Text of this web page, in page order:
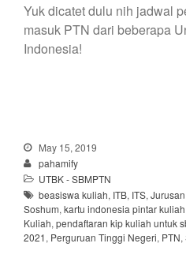
Yuk dicatet dulu nih jadwal
masuk PTN dari beberapa
Indonesia!
May 15, 2019
pahamify
UTBK - SBMPTN
beasiswa kuliah, ITB, ITS,
Soshum, kartu indonesia pintar kuliah
Kuliah, pendaftaran kip kuliah untuk
2021, Perguruan Tinggi Negeri, PTN,